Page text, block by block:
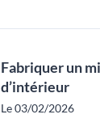
Fabriquer un
d’intérieur
Le 03/02/2026